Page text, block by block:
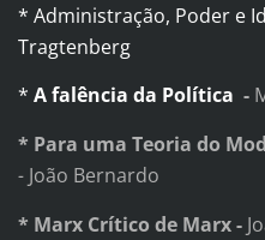
* Administração, Poder e
Tragtenberg
* A falência da Política -
* Para uma Teoria do
- João Bernardo
* Marx Crítico de Marx -